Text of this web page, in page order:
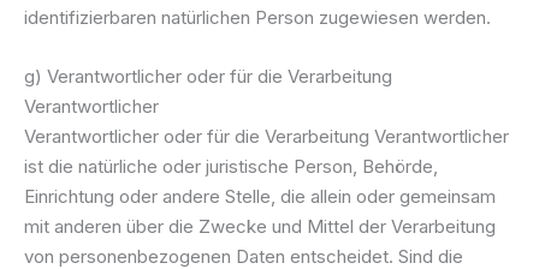
identifizierbaren natürlichen Person zugewiesen werden.
g) Verantwortlicher oder für die Verarbeitung
Verantwortlicher
Verantwortlicher oder für die Verarbeitung Verantwortlicher
ist die natürliche oder juristische Person, Behörde,
Einrichtung oder andere Stelle, die allein oder gemeinsam
mit anderen über die Zwecke und Mittel der Verarbeitung
von personenbezogenen Daten entscheidet. Sind die